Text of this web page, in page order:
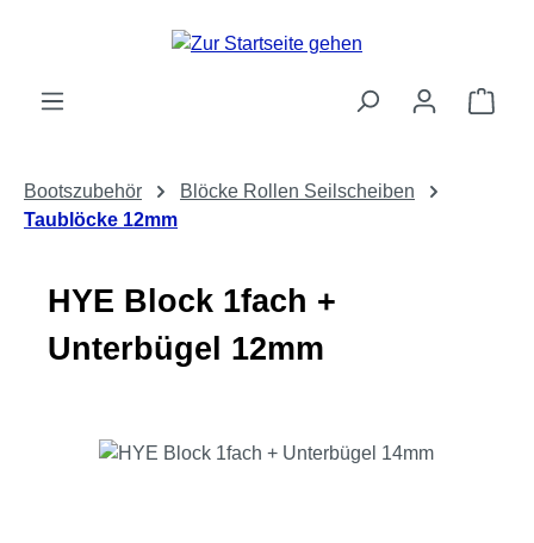
Zum Hauptinhalt springen
Bootszubehör
Blöcke Rollen Seilscheiben
Taublöcke 12mm
HYE Block 1fach +
Unterbügel 12mm
Bildergalerie überspringen